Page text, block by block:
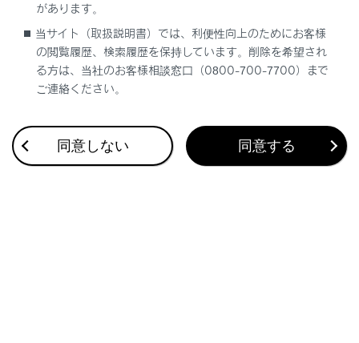
ブックマーク
個人情報の取扱いについて
サイト利用について
©2005-2026 LEXUS
があります。
当サイト（取扱説明書）では、利便性向上のためにお客様
の閲覧履歴、検索履歴を保持しています。削除を希望され
る方は、当社のお客様相談窓口（0800-700-7700）まで
ご連絡ください。
同意しない 同意する